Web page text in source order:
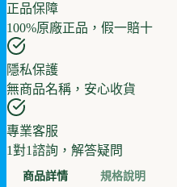
正品保障
100%原廠正品，假一賠十
隱私保護
無商品名稱，安心收貨
專業客服
1對1諮詢，解答疑問
商品詳情 規格說明